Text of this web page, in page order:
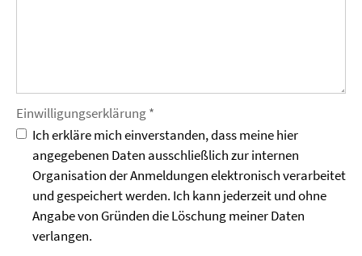
Einwilligungs­erklärung *
Ich erkläre mich einverstanden, dass meine hier
angegebenen Daten ausschließlich zur internen
Organisation der Anmeldungen elektronisch verarbeitet
und gespeichert werden. Ich kann jederzeit und ohne
Angabe von Gründen die Löschung meiner Daten
verlangen.